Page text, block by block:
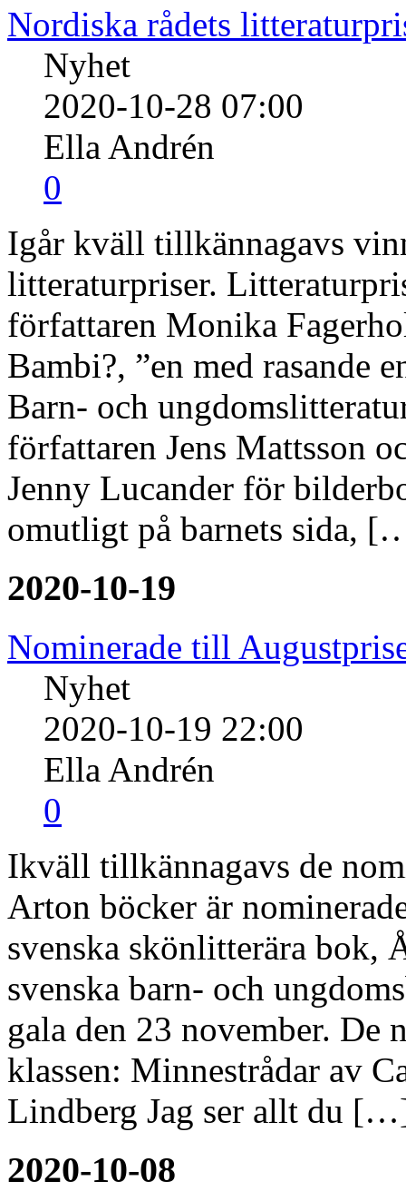
Nordiska rådets
Nyhet
2020-10-28 07:00
Ella Andrén
0
Igår kväll tillkännagavs
litteraturpriser.
författaren Monika
Bambi?, ”en med rasande
Barn- och
författaren Jens Mattsson
Jenny Lucander för
omutligt på barnets sida,
2020-10-19
Nominerade till
Nyhet
2020-10-19 22:00
Ella Andrén
0
Ikväll tillkännagavs de
Arton böcker är
svenska skönlitterära bok,
svenska barn- och
gala den 23 november. De
klassen: Minnestrådar av
Lindberg Jag ser allt du
2020-10-08